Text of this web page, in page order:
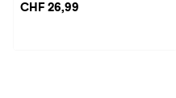
CHF 26,99